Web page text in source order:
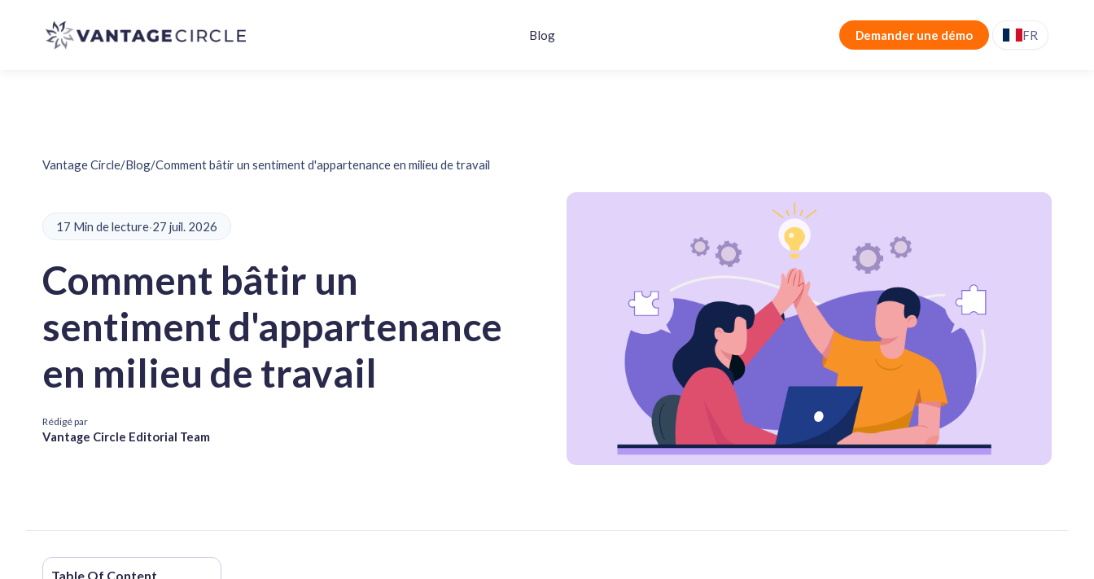
Blog Demander une démo FR
Vantage Circle/Blog/Comment bâtir un sentiment d'appartenance en milieu de travail
17 Min de lecture·27 juil. 2026
Comment bâtir un
sentiment d'appartenance
en milieu de travail
Rédigé par
Vantage Circle Editorial Team